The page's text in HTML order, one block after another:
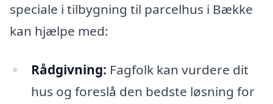
speciale i tilbygning til parcelhus i Bække
kan hjælpe med:
Rådgivning: Fagfolk kan vurdere dit
hus og foreslå den bedste løsning for